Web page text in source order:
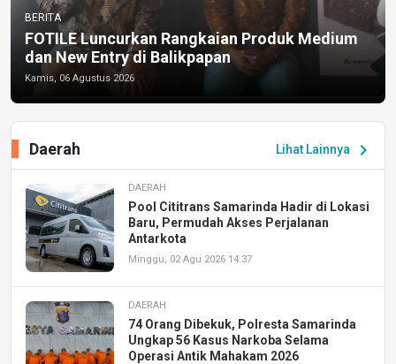
BERITA
FOTILE Luncurkan Rangkaian Produk Medium
dan New Entry di Balikpapan
Kamis, 06 Agustus 2026
Lihat Lainnya chevron_right
Daerah
DAERAH
Pool Cititrans Samarinda Hadir di Lokasi
Baru, Permudah Akses Perjalanan
Antarkota
Minggu, 02 Agu 2026 14:37
DAERAH
74 Orang Dibekuk, Polresta Samarinda
Ungkap 56 Kasus Narkoba Selama
Operasi Antik Mahakam 2026